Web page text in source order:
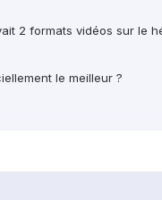
2 formats vidéos sur le
le meilleur ?